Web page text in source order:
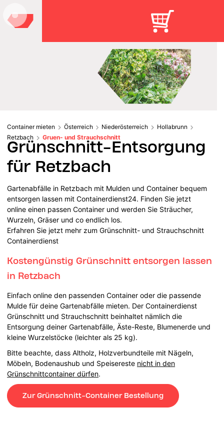
Container mieten Österreich Niederösterreich
Hollabrunn
Retzbach
Gruen- und Strauchschnitt
Grünschnitt-Entsorgung
für Retzbach
Gartenabfälle in Retzbach mit Mulden und Container bequem
entsorgen lassen mit Containerdienst24. Finden Sie jetzt
online einen passen Container und werden Sie Sträucher,
Wurzeln, Gräser und co endlich los.
Erfahren Sie jetzt mehr zum Grünschnitt- und Strauchschnitt
Containerdienst
Kostengünstig Grünschnitt entsorgen lassen
in Retzbach
Einfach online den passenden Container oder die passende
Mulde für deine Gartenabfälle mieten. Der Containerdienst
Grünschnitt und Strauchschnitt beinhaltet nämlich die
Entsorgung deiner Gartenabfälle, Äste-Reste, Blumenerde und
kleine Wurzelstöcke (leichter als 25 kg).
Bitte beachte, dass Altholz, Holzverbundteile mit Nägeln,
Möbeln, Bodenaushub und Speisereste nicht in den
Grünschnittcontainer dürfen.
Zur Grünschnitt-Container Bestellung